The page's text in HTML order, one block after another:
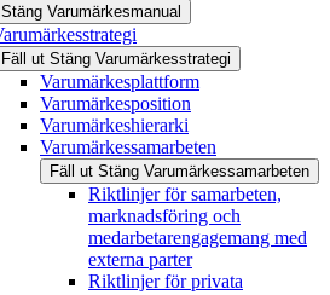
Stäng Varumärkesmanual
Fäll ut Stäng Varumärkesstrategi
Varumärkesplattform
Varumärkesposition
Varumärkeshierarki
Varumärkessamarbeten
Fäll ut Stäng Varumärkessamarbeten
Riktlinjer för samarbeten,
marknadsföring och
medarbetarengagemang med
externa parter
Riktlinjer för privata